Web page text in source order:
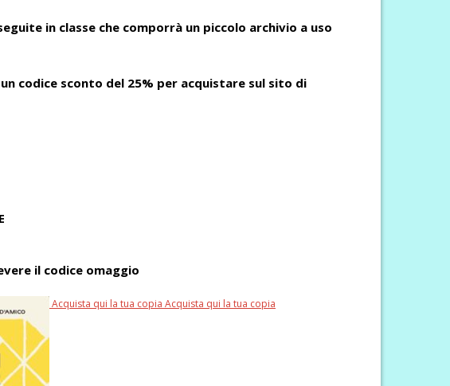
in classe che comporrà un piccolo archivio a uso
codice sconto del 25% per acquistare sul sito di
il codice omaggio
Acquista qui la tua copia Acquista qui la tua copia